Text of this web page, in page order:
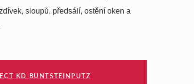
sloupů, předsálí, ostění oken a
KD BUNTSTEINPUTZ